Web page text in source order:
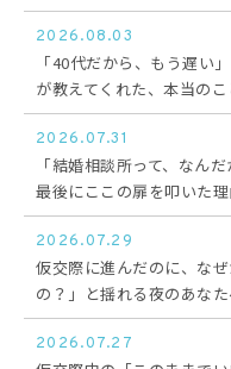
2026.08.03
「40代だから、もう遅
が教えてくれた、本当のこ
2026.07.31
「結婚相談所って、なん
最後にここの扉を叩いた理
2026.07.29
仮交際に進んだのに、な
の？」と揺れる夜のあなた
2026.07.27